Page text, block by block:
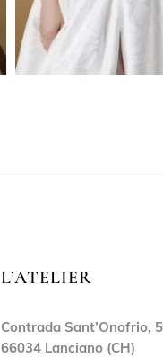
L’ATELIER
Contrada Sant’Onofrio,
66034 Lanciano (CH)